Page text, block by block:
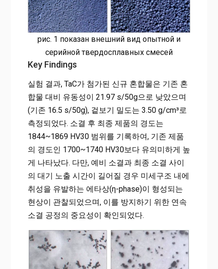
рис. 1 показан внешний вид опытной и
серийной твердосплавных смесей
Key Findings
실험 결과, TaC가 첨가된 신규 혼합물은 기존 혼
합물 대비 유동성이 21.97 s/50g으로 낮았으며
(기존 16.5 s/50g), 겉보기 밀도는 3.50 g/cm³로
측정되었다. 소결 후 최종 제품의 경도는
1844~1869 HV30 범위를 기록하여, 기존 제품
의 경도인 1700~1740 HV30보다 유의미하게 높
게 나타났다. 다만, 예비 소결과 최종 소결 사이
의 대기 노출 시간이 길어질 경우 미세구조 내에
취성을 유발하는 에타상(η-phase)이 형성되는
현상이 관찰되었으며, 이를 방지하기 위한 연속
소결 공정의 중요성이 확인되었다.